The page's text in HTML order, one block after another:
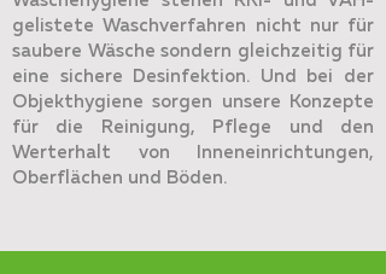
gelistete Waschverfahren nicht nur für
saubere Wäsche sondern gleichzeitig für
eine sichere Desinfektion. Und bei der
Objekthygiene sorgen unsere Konzepte
für die Reinigung, Pflege und den
Werterhalt von Inneneinrichtungen,
Oberflächen und Böden.